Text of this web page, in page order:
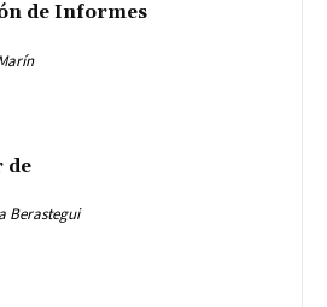
de Informes
de
Berastegui